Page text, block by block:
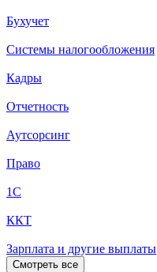
Бухучет
Системы налогообложения
Кадры
Отчетность
Аутсорсинг
Право
1С
ККТ
Зарплата и другие выплаты
Смотреть все